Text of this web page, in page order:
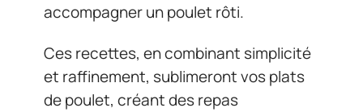
accompagner un poulet rôti.
Ces recettes, en combinant simplicité
et raffinement, sublimeront vos plats
de poulet, créant des repas